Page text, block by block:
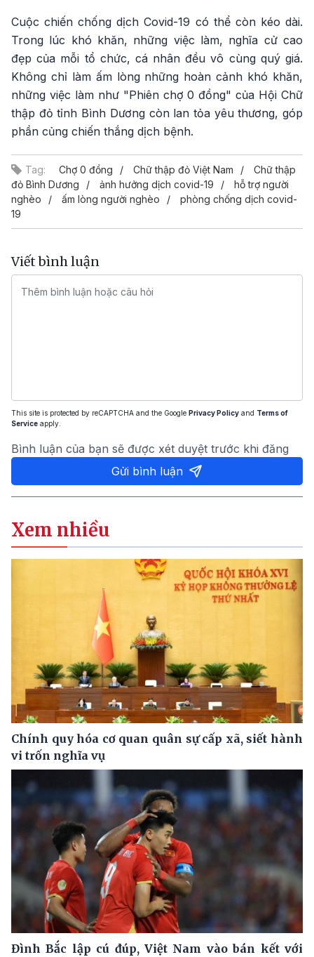
Cuộc chiến chống dịch Covid-19 có thể còn kéo dài.
Trong lúc khó khăn, những việc làm, nghĩa cử cao
đẹp của mỗi tổ chức, cá nhân đều vô cùng quý giá.
Không chỉ làm ấm lòng những hoàn cảnh khó khăn,
những việc làm như "Phiên chợ 0 đồng" của Hội Chữ
thập đỏ tỉnh Bình Dương còn lan tỏa yêu thương, góp
phần củng chiến thắng dịch bệnh.
Tag: Chợ 0 đồng Chữ thập đỏ Việt Nam
Chữ thập
đỏ Bình Dương
ảnh hưởng dịch covid-19
hỗ trợ người
nghèo
ấm lòng người nghèo
phòng chống dịch covid-
19
Viết bình luận
This site is protected by reCAPTCHA and the Google Privacy Policy and Terms of
Service apply.
Bình luận của bạn sẽ được xét duyệt trước khi đăng
Gửi bình luận
Xem nhiều
Chính quy hóa cơ quan quân sự cấp xã, siết hành
vi trốn nghĩa vụ
Đình Bắc lập cú đúp, Việt Nam vào bán kết với